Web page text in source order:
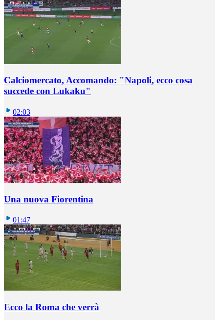
Calciomercato, Accomando: "Napoli, ecco cosa
succede con Lukaku"
02:03
Una nuova Fiorentina
01:47
Ecco la Roma che verrà